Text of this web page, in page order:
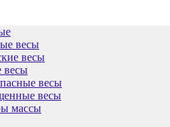
весы
весы
весы
весы
весы
массы